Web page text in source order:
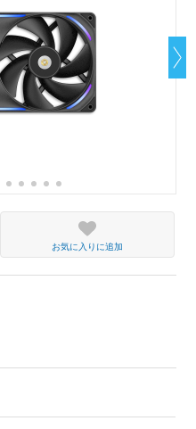
お気に入りに追加